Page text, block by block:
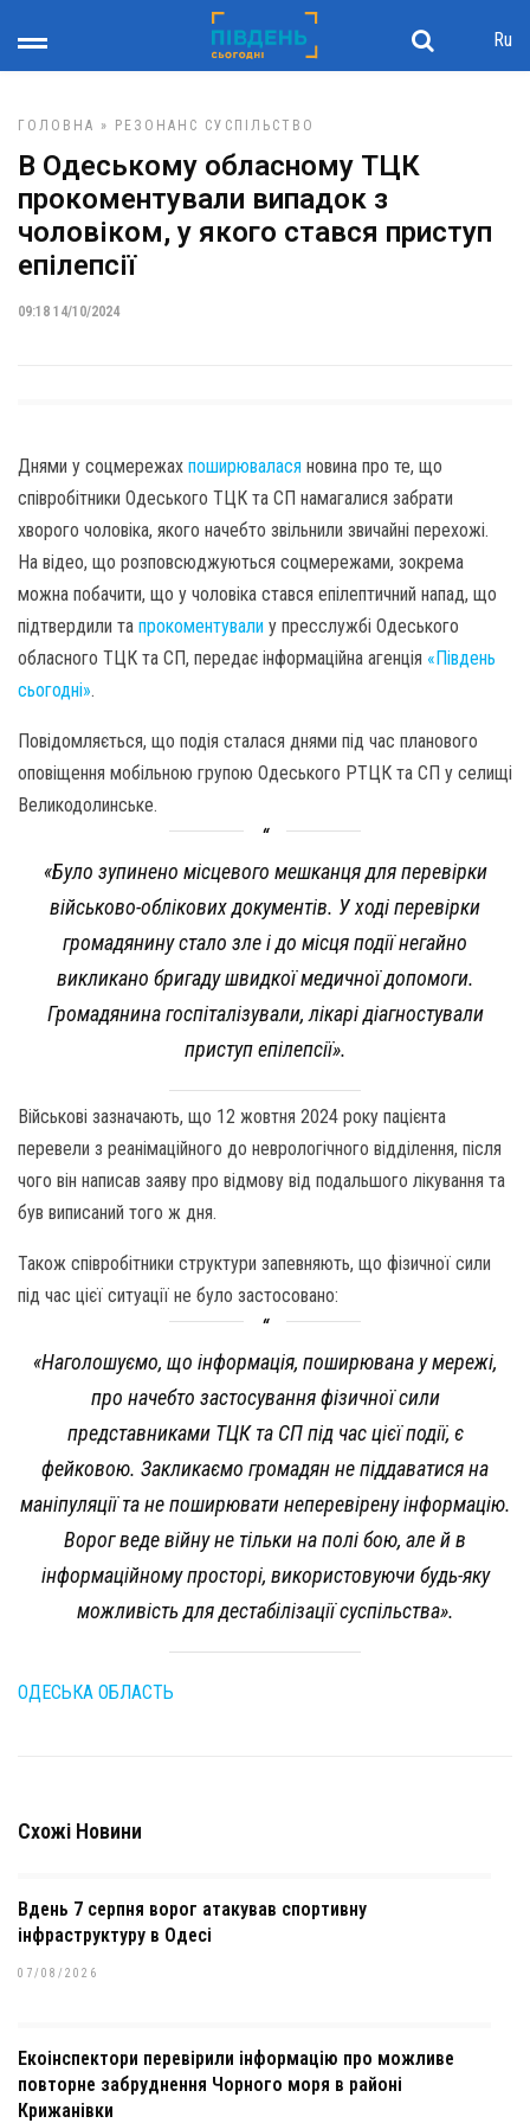
Ru
ГОЛОВНА » РЕЗОНАНС СУСПІЛЬСТВО
В Одеському обласному ТЦК
прокоментували випадок з
чоловіком, у якого стався приступ
епілепсії
09:18 14/10/2024
Днями у соцмережах поширювалася новина про те, що
співробітники Одеського ТЦК та СП намагалися забрати
хворого чоловіка, якого начебто звільнили звичайні перехожі.
На відео, що розповсюджуються соцмережами, зокрема
можна побачити, що у чоловіка стався епілептичний напад, що
підтвердили та прокоментували у пресслужбі Одеського
обласного ТЦК та СП, передає інформаційна агенція «Південь
сьогодні».
Повідомляється, що подія сталася днями під час планового
оповіщення мобільною групою Одеського РТЦК та СП у селищі
Великодолинське.
«Було зупинено місцевого мешканця для перевірки
військово-облікових документів. У ході перевірки
громадянину стало зле і до місця події негайно
викликано бригаду швидкої медичної допомоги.
Громадянина госпіталізували, лікарі діагностували
приступ епілепсії».
Військові зазначають, що 12 жовтня 2024 року пацієнта
перевели з реанімаційного до неврологічного відділення, після
чого він написав заяву про відмову від подальшого лікування та
був виписаний того ж дня.
Також співробітники структури запевняють, що фізичної сили
під час цієї ситуації не було застосовано:
«Наголошуємо, що інформація, поширювана у мережі,
про начебто застосування фізичної сили
представниками ТЦК та СП під час цієї події, є
фейковою. Закликаємо громадян не піддаватися на
маніпуляції та не поширювати неперевірену інформацію.
Ворог веде війну не тільки на полі бою, але й в
інформаційному просторі, використовуючи будь-яку
можливість для дестабілізації суспільства».
ОДЕСЬКА ОБЛАСТЬ
Схожі Новини
Вдень 7 серпня ворог атакував спортивну
інфраструктуру в Одесі
07/08/2026
Екоінспектори перевірили інформацію про можливе
повторне забруднення Чорного моря в районі
Крижанівки